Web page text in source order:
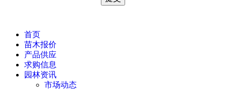
首页
苗木报价
产品供应
求购信息
园林资讯
市场动态